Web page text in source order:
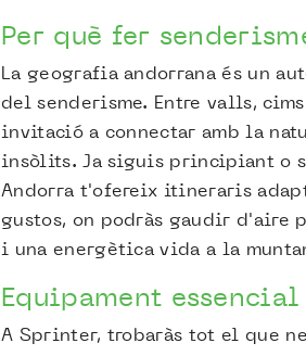
Per què fer
La geografia andorrana és un
del senderisme. Entre valls,
invitació a connectar amb la
insòlits. Ja siguis principiant o
Andorra t'ofereix itineraris
gustos, on podràs gaudir d'aire
i una energètica vida a la
Equipament
A Sprinter, trobaràs tot el que